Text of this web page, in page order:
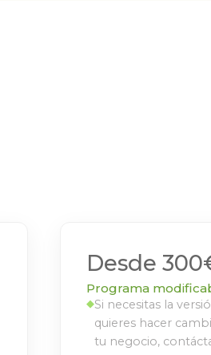
Desde
Programa
◆Si necesitas la
quieres hacer
tu negocio,